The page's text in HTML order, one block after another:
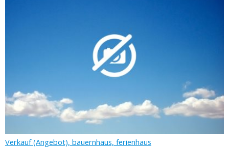
Verkauf (Angebot), bauernhaus, ferienhaus